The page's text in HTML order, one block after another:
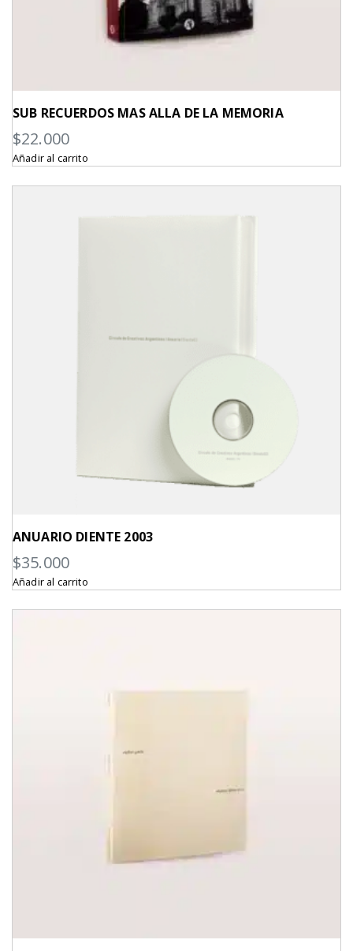
SUB RECUERDOS MAS ALLA DE LA MEMORIA
$22.000
Añadir al carrito
ANUARIO DIENTE 2003
$35.000
Añadir al carrito